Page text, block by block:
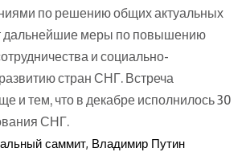
по решению общих актуальных
дальнейшие меры по повышению
и социально-
стран СНГ. Встреча
и тем, что в декабре исполнилось 30
СНГ.
саммит, Владимир Путин